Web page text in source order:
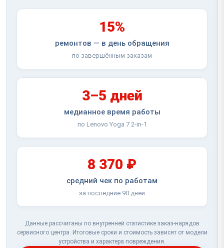
15%
ремонтов — в день обращения
по завершённым заказам
3–5 дней
медианное время работы
по Lenovo Yoga 7 2-in-1
8 370 ₽
средний чек по работам
за последние 90 дней
Данные рассчитаны по внутренней статистике заказ-нарядов
сервисного центра. Итоговые сроки и стоимость зависят от модели
устройства и характера повреждения.